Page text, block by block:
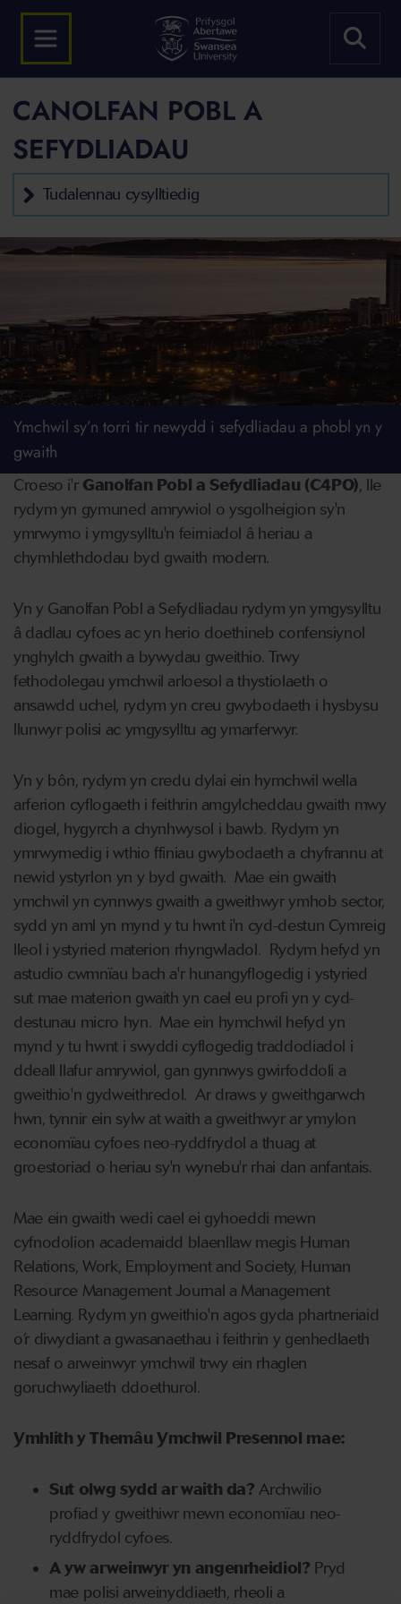
CANOLFAN POBL A
SEFYDLIADAU
Tudalennau cysylltiedig
Ymchwil sy’n torri tir newydd i sefydliadau a phobl yn y
gwaith
Croeso i'r Ganolfan Pobl a Sefydliadau (C4PO), lle
rydym yn gymuned amrywiol o ysgolheigion sy'n
ymrwymo i ymgysylltu'n feirniadol â heriau a
chymhlethdodau byd gwaith modern.
Yn y Ganolfan Pobl a Sefydliadau rydym yn ymgysylltu
â dadlau cyfoes ac yn herio doethineb confensiynol
ynghylch gwaith a bywydau gweithio. Trwy
fethodolegau ymchwil arloesol a thystiolaeth o
ansawdd uchel, rydym yn creu gwybodaeth i hysbysu
llunwyr polisi ac ymgysylltu ag ymarferwyr.
Yn y bôn, rydym yn credu dylai ein hymchwil wella
arferion cyflogaeth i feithrin amgylcheddau gwaith mwy
diogel, hygyrch a chynhwysol i bawb. Rydym yn
ymrwymedig i wthio ffiniau gwybodaeth a chyfrannu at
newid ystyrlon yn y byd gwaith. Mae ein gwaith
ymchwil yn cynnwys gwaith a gweithwyr ymhob sector,
sydd yn aml yn mynd y tu hwnt i'n cyd-destun Cymreig
lleol i ystyried materion rhyngwladol. Rydym hefyd yn
astudio cwmnïau bach a'r hunangyflogedig i ystyried
sut mae materion gwaith yn cael eu profi yn y cyd-
destunau micro hyn. Mae ein hymchwil hefyd yn
mynd y tu hwnt i swyddi cyflogedig traddodiadol i
ddeall llafur amrywiol, gan gynnwys gwirfoddoli a
gweithio'n gydweithredol. Ar draws y gweithgarwch
hwn, tynnir ein sylw at waith a gweithwyr ar ymylon
economïau cyfoes neo-ryddfrydol a thuag at
groestoriad o heriau sy'n wynebu'r rhai dan anfantais.
Mae ein gwaith wedi cael ei gyhoeddi mewn
cyfnodolion academaidd blaenllaw megis Human
Relations, Work, Employment and Society, Human
Resource Management Journal a Management
Learning. Rydym yn gweithio'n agos gyda phartneriaid
o’r diwydiant a gwasanaethau i feithrin y genhedlaeth
nesaf o arweinwyr ymchwil trwy ein rhaglen
goruchwyliaeth ddoethurol.
Ymhlith y Themâu Ymchwil Presennol mae:
Sut olwg sydd ar waith da? Archwilio
profiad y gweithiwr mewn economïau neo-
ryddfrydol cyfoes.
A yw arweinwyr yn angenrheidiol? Pryd
mae polisi arweinyddiaeth, rheoli a